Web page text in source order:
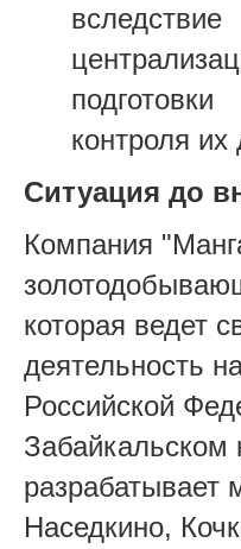
контроля их
Ситуация до
Компания
которая ведет
деятельность
Российской
Забайкальском
разрабатывает
Наседкино,